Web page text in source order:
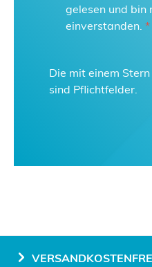
gelesen und bin
einverstanden. *
Die mit einem
sind Pflichtfelder.